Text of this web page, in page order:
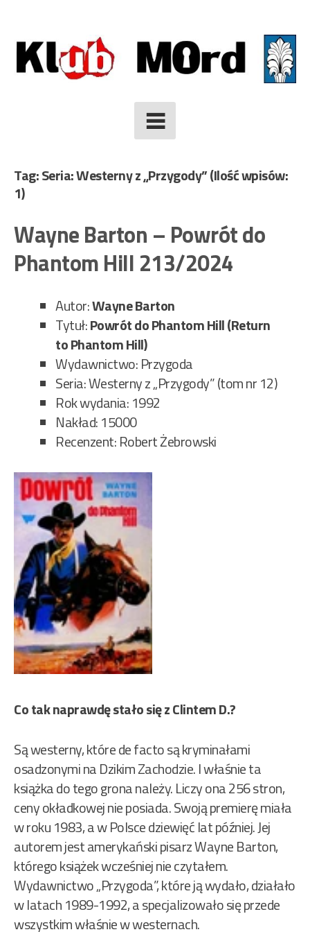
to
content
Tag: Seria: Westerny z „Przygody”(Ilość wpisów:
1)
Wayne Barton – Powrót do
Phantom Hill 213/2024
Autor:Wayne Barton
Tytuł:Powrót do Phantom Hill (Return
to Phantom Hill)
Wydawnictwo: Przygoda
Seria: Westerny z „Przygody” (tom nr 12)
Rok wydania: 1992
Nakład: 15000
Recenzent: Robert Żebrowski
Co tak naprawdę stało się z Clintem D.?
Są westerny, które de facto są kryminałami
osadzonymi na Dzikim Zachodzie. I właśnie ta
książka do tego grona należy. Liczy ona 256 stron,
ceny okładkowej nie posiada. Swoją premierę miała
w roku 1983, a w Polsce dziewięć lat później. Jej
autorem jest amerykański pisarz Wayne Barton,
którego książek wcześniej nie czytałem.
Wydawnictwo „Przygoda”, które ją wydało, działało
w latach 1989-1992, a specjalizowało się przede
wszystkim właśnie w westernach.